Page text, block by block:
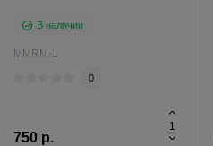
В наличии
MMRM-1
0
750 р.